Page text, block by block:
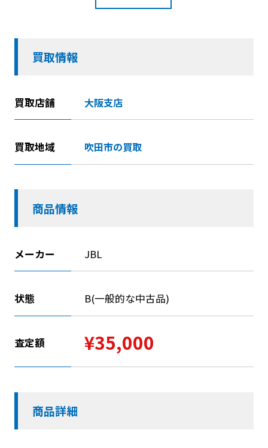
買取情報
買取店舗 大阪支店
買取地域 吹田市の買取
商品情報
メーカー JBL
状態 B(一般的な中古品)
査定額 ¥35,000
商品詳細